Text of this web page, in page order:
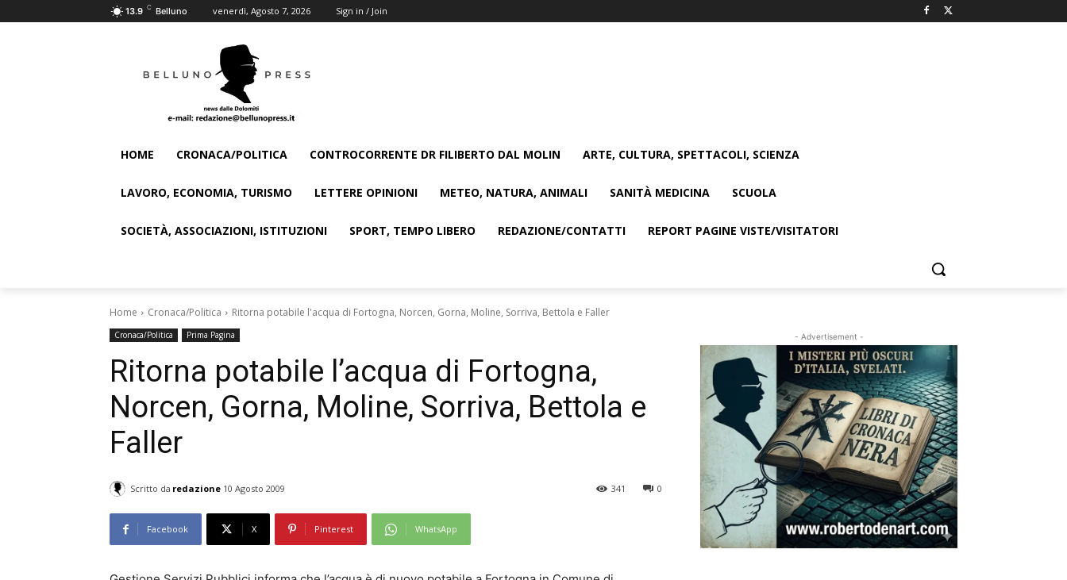
13.9 C Belluno venerdì, Agosto 7, 2026 Sign in / Join
HOME CRONACA/POLITICA CONTROCORRENTE DR FILIBERTO DAL MOLIN ARTE, CULTURA, SPETTACOLI, SCIENZA
LAVORO, ECONOMIA, TURISMO LETTERE OPINIONI METEO, NATURA, ANIMALI SANITÀ MEDICINA SCUOLA
SOCIETÀ, ASSOCIAZIONI, ISTITUZIONI SPORT, TEMPO LIBERO REDAZIONE/CONTATTI REPORT PAGINE VISTE/VISITATORI
Home Cronaca/Politica Ritorna potabile l'acqua di Fortogna, Norcen, Gorna, Moline, Sorriva, Bettola e Faller
Cronaca/Politica Prima Pagina
Ritorna potabile l’acqua di Fortogna,
Norcen, Gorna, Moline, Sorriva, Bettola e
Faller
Scritto da redazione 10 Agosto 2009 0
341
Facebook X Pinterest WhatsApp
- Advertisement -